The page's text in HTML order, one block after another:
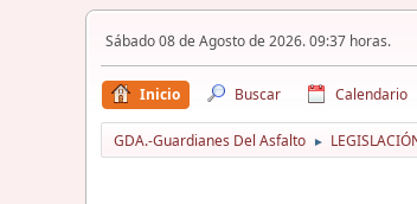
Sábado 08 de Agosto de 2026. 09:37 horas.
Inicio Buscar Calendario
GDA.-Guardianes Del Asfalto ►